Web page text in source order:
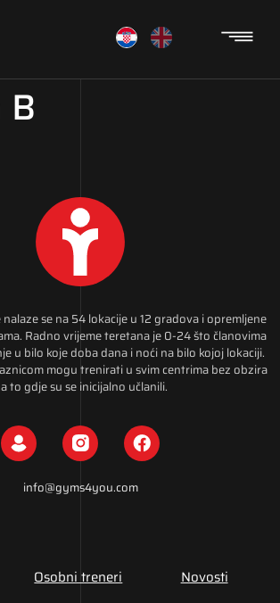
se na 54 lokacije u 12 gradova i opremljene
Radno vrijeme teretana je 0-24 što članovima
u bilo koje doba dana i noći na bilo kojoj lokaciji.
mogu trenirati u svim centrima bez obzira
to gdje su se inicijalno učlanili.
info@gyms4you.com
Osobni treneri
Novosti